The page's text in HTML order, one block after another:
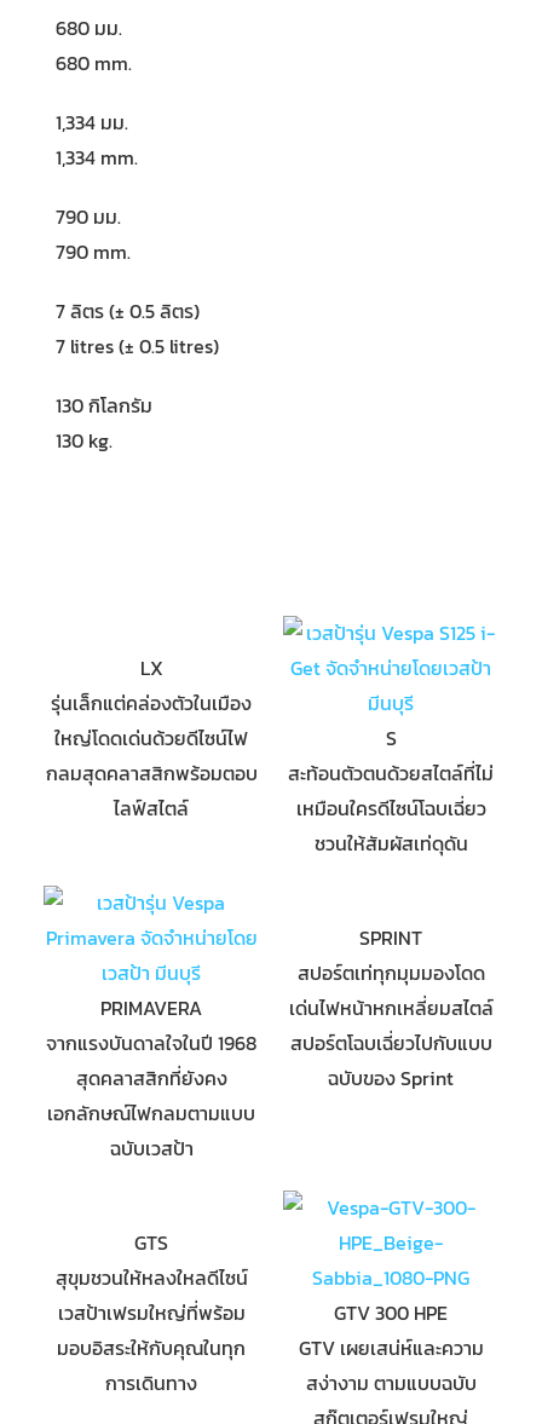
680 มม.
680 mm.
1,334 มม.
1,334 mm.
790 มม.
790 mm.
7 ลิตร (± 0.5 ลิตร)
7 litres (± 0.5 litres)
130 กิโลกรัม
130 kg.
LX
รุ่นเล็กแต่คล่องตัวในเมือง
ใหญ่โดดเด่นด้วยดีไซน์ไฟ
กลมสุดคลาสสิกพร้อมตอบ
ไลฟ์สไตล์
S
สะท้อนตัวตนด้วยสไตล์ที่ไม่
เหมือนใครดีไซน์โฉบเฉี่ยว
ชวนให้สัมผัสเท่ดุดัน
PRIMAVERA
จากแรงบันดาลใจในปี 1968
สุดคลาสสิกที่ยังคง
เอกลักษณ์ไฟกลมตามแบบ
ฉบับเวสป้า
SPRINT
สปอร์ตเท่ทุกมุมมองโดด
เด่นไฟหน้าหกเหลี่ยมสไตล์
สปอร์ตโฉบเฉี่ยวไปกับแบบ
ฉบับของ Sprint
GTS
สุขุมชวนให้หลงใหลดีไซน์
เวสป้าเฟรมใหญ่ที่พร้อม
มอบอิสระให้กับคุณในทุก
การเดินทาง
GTV 300 HPE
GTV เผยเสน่ห์และความ
สง่างาม ตามแบบฉบับ
สกู๊ตเตอร์เฟรมใหญ่